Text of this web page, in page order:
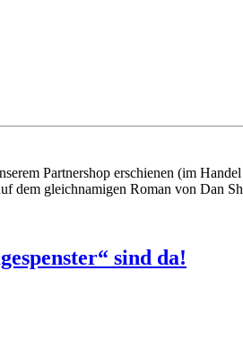
Partnershop erschienen (im
dem gleichnamigen Roman von Dan
sind da!